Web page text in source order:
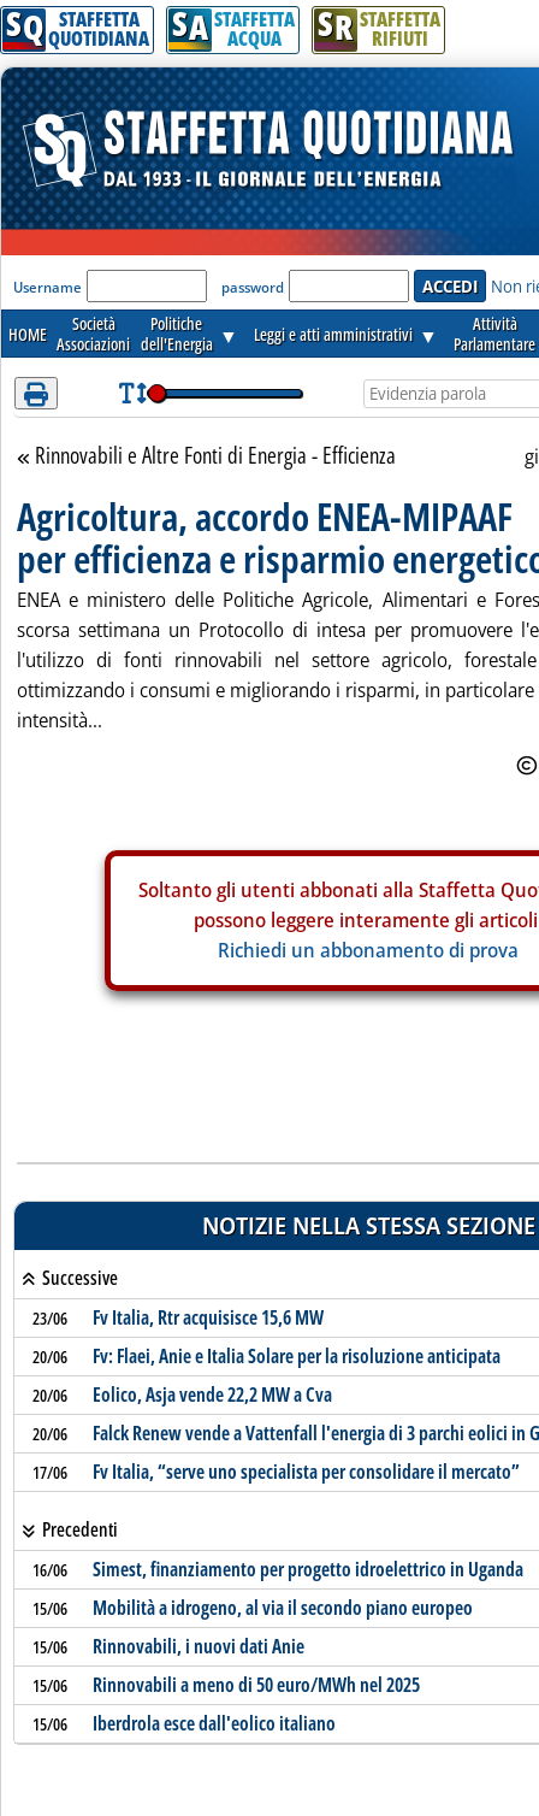
Attenzione! Esegui l'accesso per lèggere interamente la notizia.
SQ STAFFETTA
QUOTIDIANA SA STAFFETTA
ACQUA SR STAFFETTA
RIFIUTI
'Modulo Login per accedere'
Username password Non
HOME
Società
Associazioni
Politiche
dell'Energia ▼ Leggi e atti amministrativi ▼
Attività
Parlamentare
Torna alla sezione
Rinnovabili e Altre Fonti di Energia - Efficienza
Agricoltura, accordo ENEA-MIPAAF
per efficienza e risparmio
ENEA e ministero delle Politiche Agricole, Alimentari e
scorsa settimana un Protocollo di intesa per promuovere
l'utilizzo di fonti rinnovabili nel settore agricolo,
ottimizzando i consumi e migliorando i risparmi, in
intensità...
Soltanto gli utenti abbonati alla Staffetta
possono leggere interamente gli
Richiedi un abbonamento di prova
NOTIZIE NELLA STESSA SEZIONE
Successive
23/06 Fv Italia, Rtr acquisisce 15,6 MW
20/06 Fv: Flaei, Anie e Italia Solare per la risoluzione anticipata
20/06 Eolico, Asja vende 22,2 MW a Cva
20/06 Falck Renew vende a Vattenfall l'energia di 3 parchi eolici in
17/06 Fv Italia, “serve uno specialista per consolidare il mercato”
Precedenti
16/06 Simest, finanziamento per progetto idroelettrico in Uganda
15/06 Mobilità a idrogeno, al via il secondo piano europeo
15/06 Rinnovabili, i nuovi dati Anie
15/06 Rinnovabili a meno di 50 euro/MWh nel 2025
15/06 Iberdrola esce dall'eolico italiano